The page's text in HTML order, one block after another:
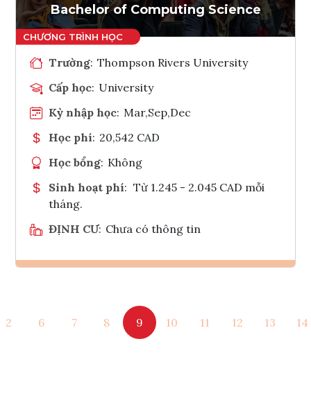
Bachelor of Computing Science
Trường: Thompson Rivers University
Cấp học: University
Kỳ nhập học: Mar,Sep,Dec
Học phí: 20,542 CAD
Học bổng: Không
Sinh hoạt phí: Từ 1.245 - 2.045 CAD mỗi
tháng.
ĐỊNH CƯ: Chưa có thông tin
Tham vấn Interlink
2 6 7 8 9 10 11 12 13 14